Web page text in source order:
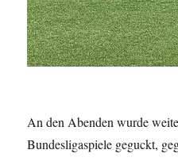
An den Abenden wurde
Bundesligaspiele geguckt,